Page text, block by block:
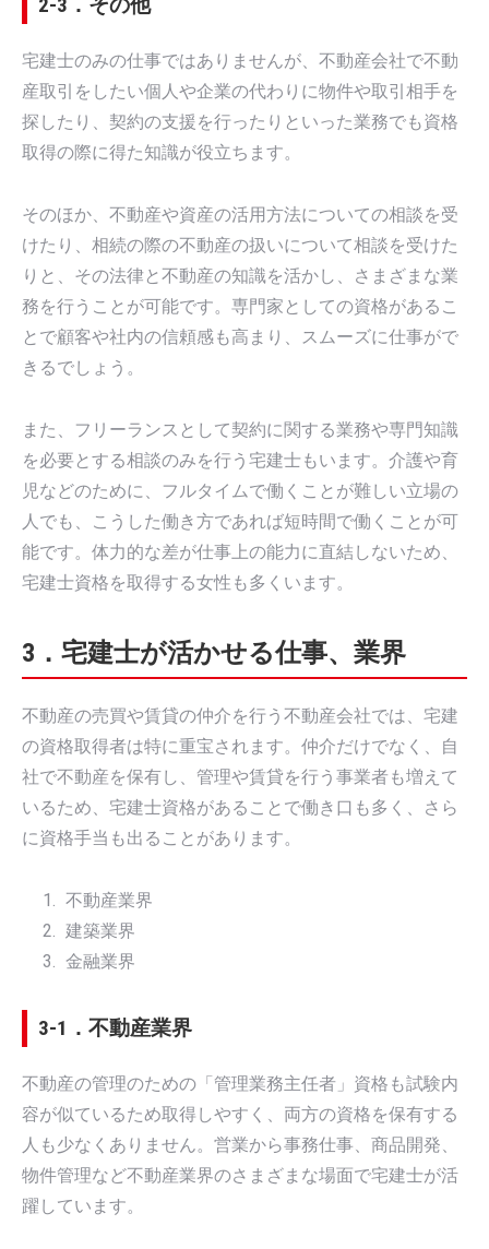
宅建士のみの仕事ではありませんが、不動産会社で不動
産取引をしたい個人や企業の代わりに物件や取引相手を
探したり、契約の支援を行ったりといった業務でも資格
取得の際に得た知識が役立ちます。
そのほか、不動産や資産の活用方法についての相談を受
けたり、相続の際の不動産の扱いについて相談を受けた
りと、その法律と不動産の知識を活かし、さまざまな業
務を行うことが可能です。専門家としての資格があるこ
とで顧客や社内の信頼感も高まり、スムーズに仕事がで
きるでしょう。
また、フリーランスとして契約に関する業務や専門知識
を必要とする相談のみを行う宅建士もいます。介護や育
児などのために、フルタイムで働くことが難しい立場の
人でも、こうした働き方であれば短時間で働くことが可
能です。体力的な差が仕事上の能力に直結しないため、
宅建士資格を取得する女性も多くいます。
3．宅建士が活かせる仕事、業界
不動産の売買や賃貸の仲介を行う不動産会社では、宅建
の資格取得者は特に重宝されます。仲介だけでなく、自
社で不動産を保有し、管理や賃貸を行う事業者も増えて
いるため、宅建士資格があることで働き口も多く、さら
に資格手当も出ることがあります。
不動産業界
建築業界
金融業界
3-1．不動産業界
不動産の管理のための「管理業務主任者」資格も試験内
容が似ているため取得しやすく、両方の資格を保有する
人も少なくありません。営業から事務仕事、商品開発、
物件管理など不動産業界のさまざまな場面で宅建士が活
躍しています。